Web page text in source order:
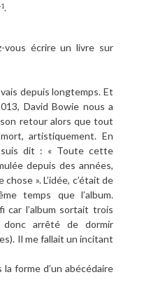
1.
vous écrire un livre sur
depuis longtemps. Et
David Bowie nous a
retour alors que tout
artistiquement. En
dit : « Toute cette
depuis des années,
». L’idée, c’était de
temps que l’album.
car l’album sortait trois
donc arrêté de dormir
Il me fallait un incitant
la forme d’un abécédaire